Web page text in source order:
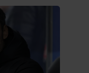
gaan.